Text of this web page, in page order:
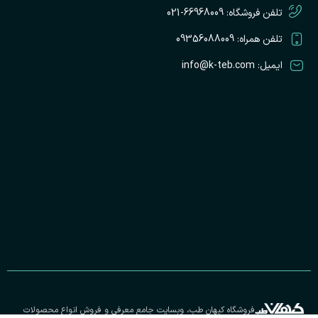
تلفن فروشگاه: 66968009-021
تلفن همراه: 09356088009
ایمیل: info@k-teb.com
فروشگاه کیهان طب، وبسایت جامع معرفی و فروش انواع محصولات